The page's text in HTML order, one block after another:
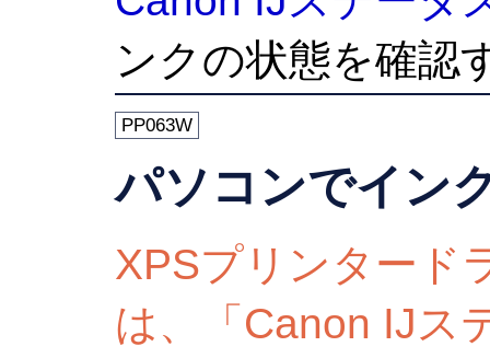
ンクの状態を確認
PP063W
パソコンでイン
XPSプリンタード
は、「 Canon IJス